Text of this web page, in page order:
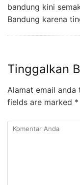
bandung kini
Bandung karena
Tinggalkan
Alamat email
fields are marked *